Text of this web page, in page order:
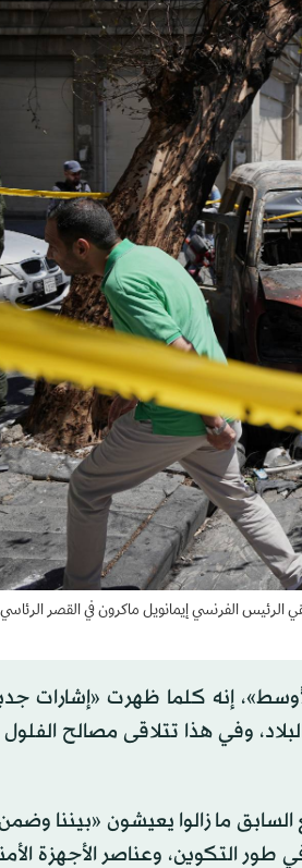
الرئيس الفرنسي إيمانويل ماكرون في القصر
إنه كلما ظهرت «إشارات
وفي هذا تتلاقى مصالح
السابق ما زالوا يعيشون «بيننا
التكوين، وعناصر الأجهزة